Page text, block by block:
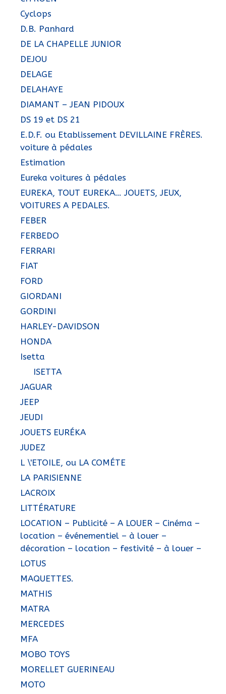
Cyclops
D.B. Panhard
DE LA CHAPELLE JUNIOR
DEJOU
DELAGE
DELAHAYE
DIAMANT – JEAN PIDOUX
DS 19 et DS 21
E.D.F. ou Etablissement DEVILLAINE FRÈRES.
voiture à pédales
Estimation
Eureka voitures à pédales
EUREKA, TOUT EUREKA… JOUETS, JEUX,
VOITURES A PEDALES.
FEBER
FERBEDO
FERRARI
FIAT
FORD
GIORDANI
GORDINI
HARLEY-DAVIDSON
HONDA
Isetta
ISETTA
JAGUAR
JEEP
JEUDI
JOUETS EURÉKA
JUDEZ
L \'ETOILE, ou LA COMÉTE
LA PARISIENNE
LACROIX
LITTÉRATURE
LOCATION – Publicité – A LOUER – Cinéma –
location – événementiel – à louer –
décoration – location – festivité – à louer –
LOTUS
MAQUETTES.
MATHIS
MATRA
MERCEDES
MFA
MOBO TOYS
MORELLET GUERINEAU
MOTO